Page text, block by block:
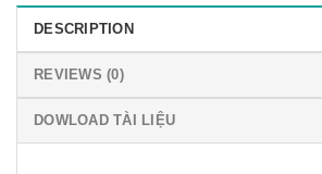
DESCRIPTION
REVIEWS (0)
DOWLOAD TÀI LIỆU